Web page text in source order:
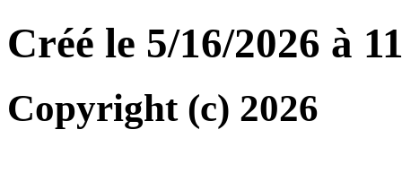
Créé le 5/16/2026 à
Copyright (c) 2026